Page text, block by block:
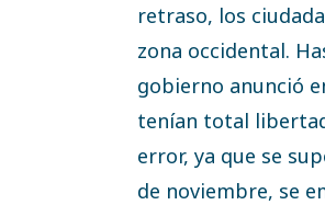
retraso, los
zona occidental.
gobierno anunció
tenían total
error, ya que se
de noviembre, se